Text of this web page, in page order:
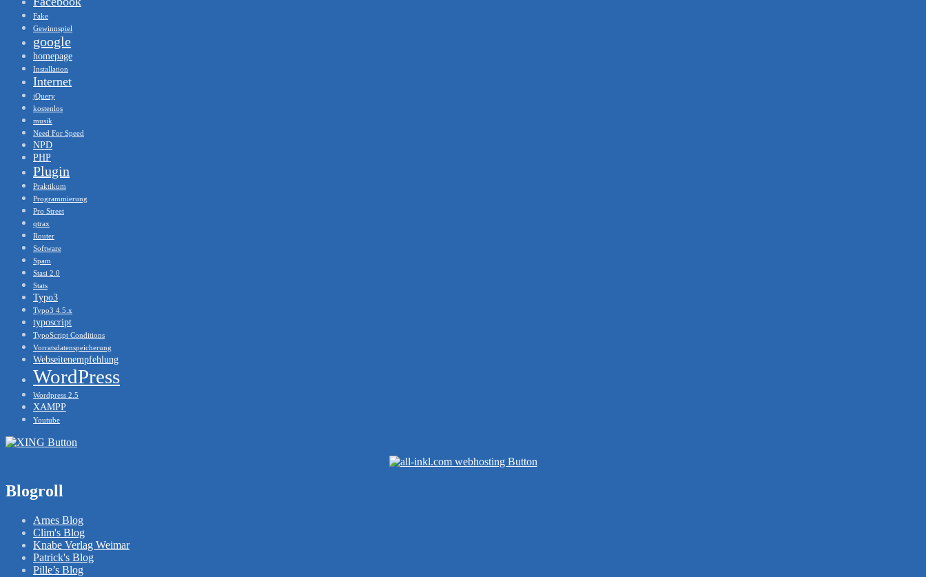
Fake
Gewinnspiel
google
homepage
Installation
Internet
jQuery
kostenlos
musik
Need For Speed
NPD
PHP
Plugin
Praktikum
Programmierung
Pro Street
qtrax
Router
Software
Spam
Stasi 2.0
Stats
Typo3
Typo3 4.5.x
typoscript
TypoScript Conditions
Vorratsdatenspeicherung
Webseitenempfehlung
WordPress
Wordpress 2.5
XAMPP
Youtube
Blogroll
Arnes Blog
Clim's Blog
Knabe Verlag Weimar
Patrick's Blog
Pille’s Blog